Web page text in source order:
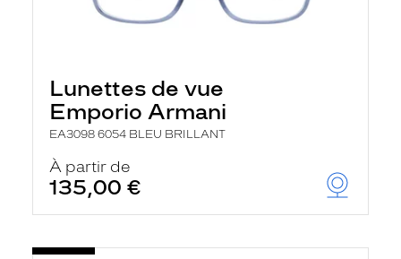
Lunettes de vue
Emporio Armani
EA3098 6054 BLEU BRILLANT
À partir de
135,00 €